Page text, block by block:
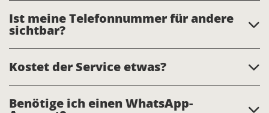
Ist meine Telefonnummer für andere
sichtbar?
Kostet der Service etwas?
Benötige ich einen WhatsApp-